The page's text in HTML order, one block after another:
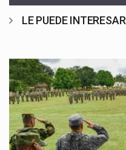
LE PUEDE INTERESAR